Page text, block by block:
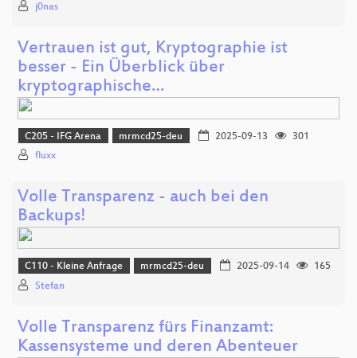
j0nas
Vertrauen ist gut, Kryptographie ist
besser - Ein Überblick über
kryptographische…
C205 - IFG Arena mrmcd25-deu 2025-09-13
301
fluxx
Volle Transparenz - auch bei den
Backups!
C110 - Kleine Anfrage mrmcd25-deu 2025-09-14
165
Stefan
Volle Transparenz fürs Finanzamt:
Kassensysteme und deren Abenteuer